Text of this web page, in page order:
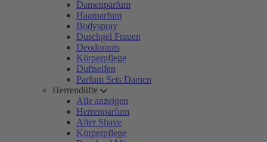
Damenparfum
Haarparfum
Bodyspray
Duschgel Frauen
Deodorants
Körperpflege
Duftseifen
Parfum Sets Damen
Herrendüfte
Alle anzeigen
Herrenparfum
After Shave
Körperpflege